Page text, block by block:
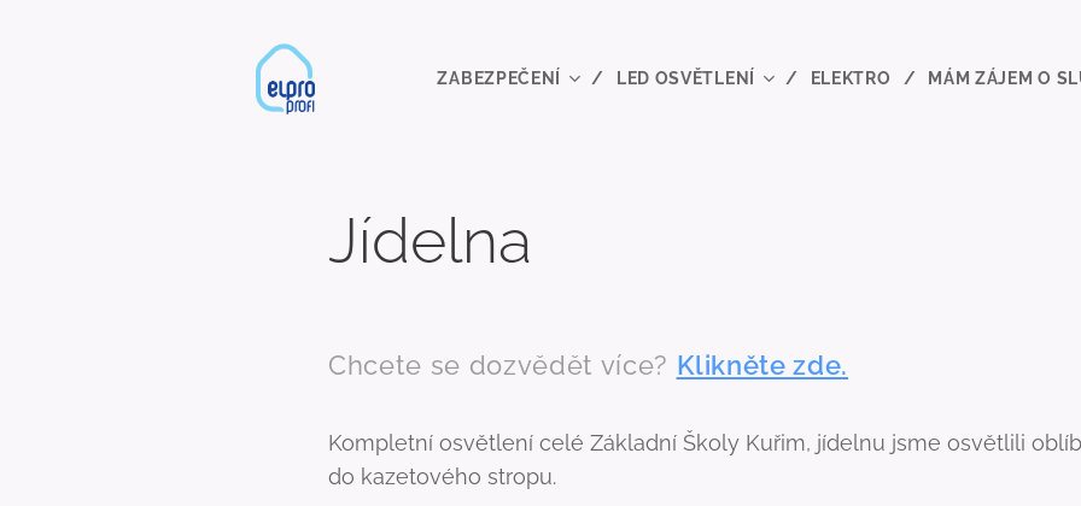
ZABEZPEČENÍ LED OSVĚTLENÍ ELEKTRO MÁM ZÁJEM O
Jídelna
Chcete se dozvědět více? Klikněte zde.
Kompletní osvětlení celé Základní Školy Kuřim, jídelnu jsme osvětlili
do kazetového stropu.